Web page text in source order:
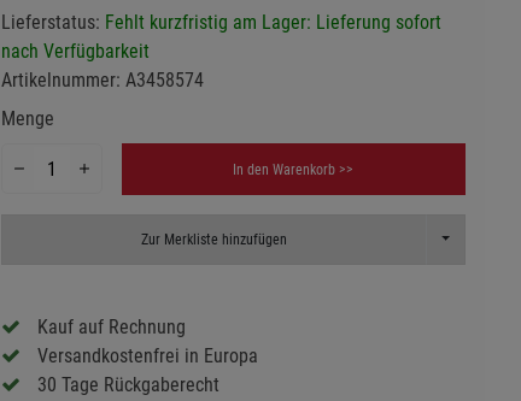
Lieferstatus: Fehlt kurzfristig am Lager: Lieferung sofort
nach Verfügbarkeit
Artikelnummer: A3458574
Menge
In den Warenkorb >>
Zur Merkliste hinzufügen Toggle
Kauf auf Rechnung
Versandkostenfrei in Europa
30 Tage Rückgaberecht